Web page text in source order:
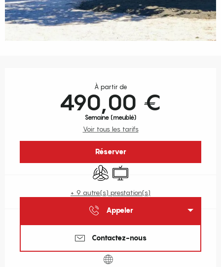
À partir de
490,00 €
Semaine (meublé)
Voir tous les tarifs
Réserver
Air conditionné
Télévision
+ 9 autre(s) prestation(s)
Appeler
Contactez-nous